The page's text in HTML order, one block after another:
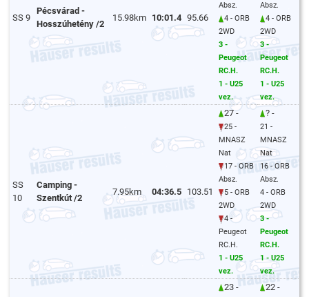
SS 9
Pécsvárad -
Hosszúhetény /2
15.98km 10:01.4 95.66
Absz.
4 - ORB
2WD
3 -
Peugeot
RC.H.
1 - U25
vez.
Absz.
4 - ORB
2WD
3 -
Peugeot
RC.H.
1 - U25
vez.
SS
10
Camping -
Szentkút /2
7.95km 04:36.5 103.51
27 -
25 -
MNASZ
Nat
17 - ORB
Absz.
5 - ORB
2WD
4 -
Peugeot
RC.H.
1 - U25
vez.
? -
21 -
MNASZ
Nat
16 - ORB
Absz.
4 - ORB
2WD
3 -
Peugeot
RC.H.
1 - U25
vez.
23 - 22 -